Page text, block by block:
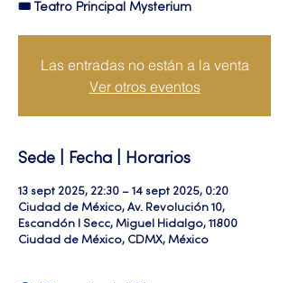
🎟 Teatro Principal Mysterium
Las entradas no están a la venta
Ver otros eventos
Sede | Fecha | Horarios
13 sept 2025, 22:30 – 14 sept 2025, 0:20
Ciudad de México, Av. Revolución 10,
Escandón I Secc, Miguel Hidalgo, 11800
Ciudad de México, CDMX, México